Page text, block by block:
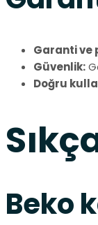
Garanti ve
Güvenlik:
Doğru
Beko